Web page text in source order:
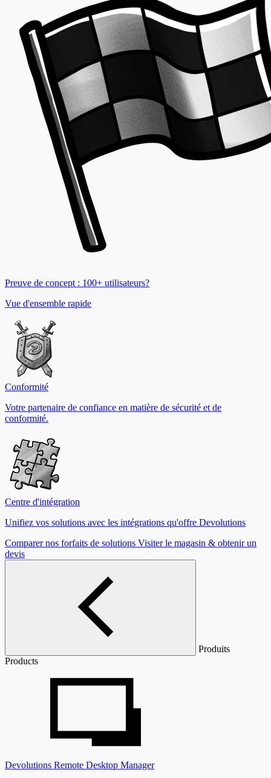
Preuve de concept : 100+ utilisateurs?
Vue d'ensemble rapide
Conformité
Votre partenaire de confiance en matière de sécurité et de
conformité.
Centre d'intégration
Unifiez vos solutions avec les intégrations qu'offre Devolutions
Comparer nos forfaits de solutions Visiter le magasin & obtenir un
devis
Produits
Products
Devolutions Remote Desktop Manager